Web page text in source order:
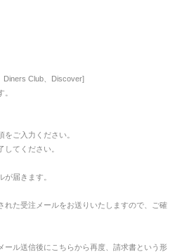
Diners Club、Discover]
。
ご入力ください。
てください。
が届きます。
れた受注メールをお送りいたしますので、ご確
ール送信後にこちらから再度、請求書という形